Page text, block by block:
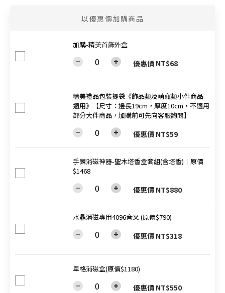
以優惠價加購商品
加購-精美首飾外盒
優惠價 NT$68
精美禮品包裝提袋《飾品類及萌寵類小件商品
適用》【尺寸：邊長19cm，厚度10cm，不適用
部分大件商品，加購前可先向客服詢問】
優惠價 NT$59
手鍊消磁神器-聖木塔香盒套組(含塔香)│原價
$1468
優惠價 NT$880
水晶消磁專用4096音叉 (原價$790)
優惠價 NT$318
單格消磁盒(原價$1180)
優惠價 NT$550